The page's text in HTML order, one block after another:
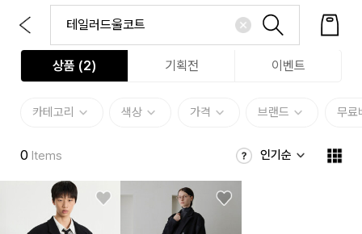
상품 (2) 기획전 이벤트
카테고리 색상 가격 브랜드 무료
0 Items 인기순